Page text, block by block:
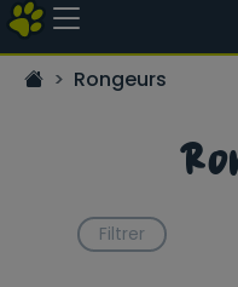
Rongeurs
Filtrer